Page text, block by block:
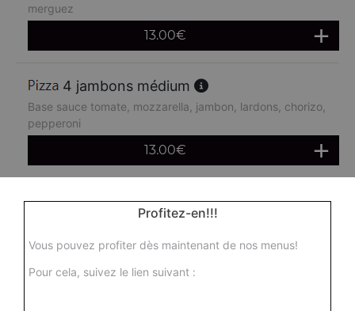
merguez
13.00€
4 jambons médium
Base sauce tomate, mozzarella, jambon, lardons, chorizo,
pepperoni
13.00€
boursin médium
Base sauce tomate, mozzarella, viande hachée, oeuf
13.00€
Profitez-en!!!
Vous pouvez profiter dès maintenant de nos menus!
Pour cela, suivez le lien suivant :